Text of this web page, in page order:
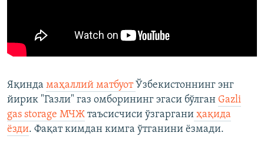
Яқинда маҳаллий матбуот Ўзбекистоннинг энг
йирик "Газли" газ омборининг эгаси бўлган Gazli
gas storage МЧЖ таъсисчиси ўзгаргани ҳақида
ëзди. Фақат кимдан кимга ўтганини ëзмади.